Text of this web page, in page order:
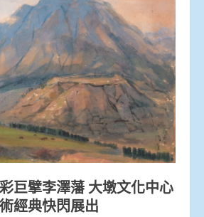
巨擘李澤藩 大墩文化中心
經典快閃展出